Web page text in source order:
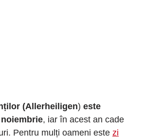
(Allerheiligen) este
noiembrie, iar în acest an cade
Pentru mulți oameni este zi